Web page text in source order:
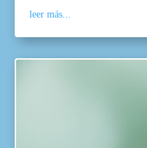
leer más...